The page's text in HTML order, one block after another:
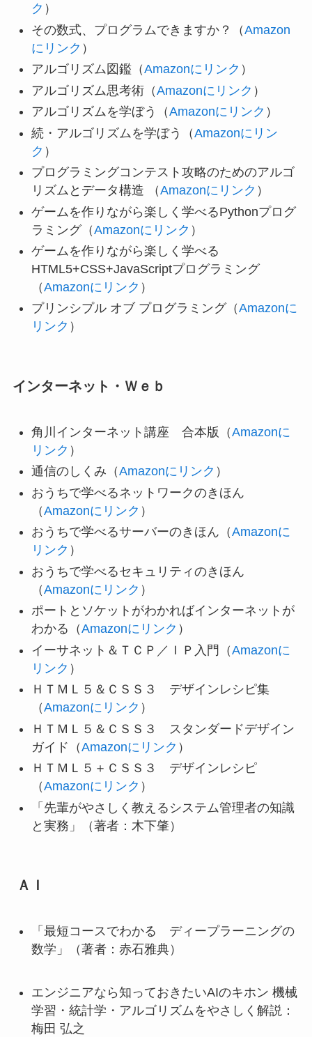
ク ）
その数式、プログラムできますか？（Amazon
にリンク ）
アルゴリズム図鑑（Amazonにリンク ）
アルゴリズム思考術（Amazonにリンク ）
アルゴリズムを学ぼう（Amazonにリンク ）
続・アルゴリズムを学ぼう（Amazonにリン
ク ）
プログラミングコンテスト攻略のためのアルゴ
リズムとデータ構造 （Amazonにリンク ）
ゲームを作りながら楽しく学べるPythonプログ
ラミング（Amazonにリンク ）
ゲームを作りながら楽しく学べる
HTML5+CSS+JavaScriptプログラミング
（Amazonにリンク ）
プリンシプル オブ プログラミング（Amazonに
リンク ）
インターネット・Ｗｅｂ
角川インターネット講座 合本版（Amazonに
リンク ）
通信のしくみ（Amazonにリンク ）
おうちで学べるネットワークのきほん
（Amazonにリンク ）
おうちで学べるサーバーのきほん（Amazonに
リンク ）
おうちで学べるセキュリティのきほん
（Amazonにリンク ）
ポートとソケットがわかればインターネットが
わかる（Amazonにリンク ）
イーサネット＆ＴＣＰ／ＩＰ入門（Amazonに
リンク ）
ＨＴＭＬ５＆ＣＳＳ３ デザインレシピ集
（Amazonにリンク ）
ＨＴＭＬ５＆ＣＳＳ３ スタンダードデザイン
ガイド（Amazonにリンク ）
ＨＴＭＬ５＋ＣＳＳ３ デザインレシピ
（Amazonにリンク ）
「先輩がやさしく教えるシステム管理者の知識
と実務」（著者：木下肇）
ＡＩ
「最短コースでわかる ディープラーニングの
数学」（著者：赤石雅典）
エンジニアなら知っておきたいAIのキホン 機械
学習・統計学・アルゴリズムをやさしく解説：
梅田 弘之